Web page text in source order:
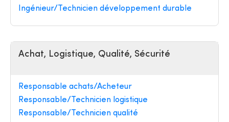
Ingénieur/Technicien développement durable
Achat, Logistique, Qualité, Sécurité
Responsable achats/Acheteur
Responsable/Technicien logistique
Responsable/Technicien qualité